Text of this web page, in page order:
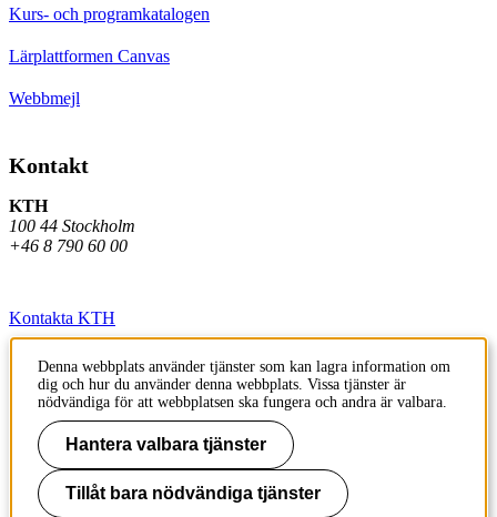
Kurs- och programkatalogen
Lärplattformen Canvas
Webbmejl
Kontakt
KTH
100 44 Stockholm
+46 8 790 60 00
Kontakta KTH
Jobba på KTH
Press och media
Faktura och betalning KTH
Om KTH:s webbplatser
Denna webbplats använder tjänster som kan lagra information om
dig och hur du använder denna webbplats. Vissa tjänster är
nödvändiga för att webbplatsen ska fungera och andra är valbara.
Hantera valbara tjänster
Tillåt bara nödvändiga tjänster